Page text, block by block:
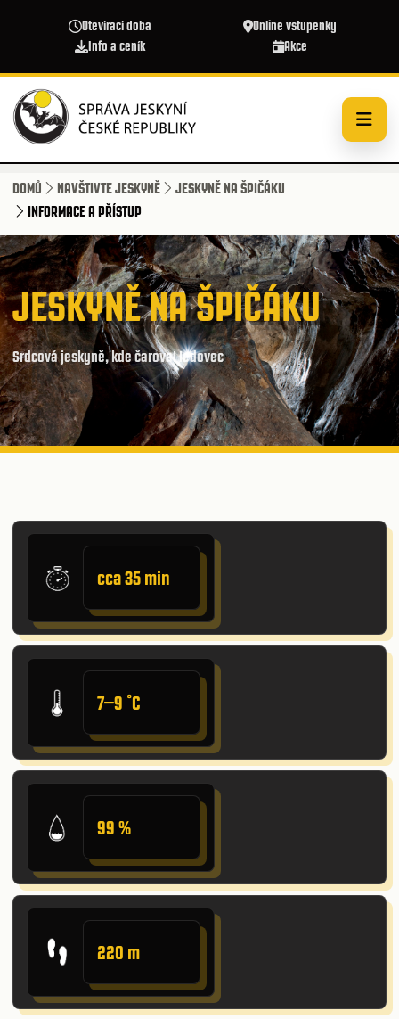
Otevírací doba
Online vstupenky
Info a ceník
Akce
DOMŮ NAVŠTIVTE JESKYNĚ
JESKYNĚ NA ŠPIČÁKU
INFORMACE A PŘÍSTUP
JESKYNĚ NA ŠPIČÁKU
Srdcová jeskyně, kde čaroval ledovec
cca 35 min
7–9 ˚C
99 %
220 m